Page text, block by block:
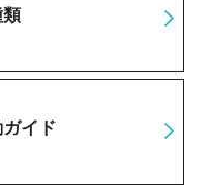
類
イド